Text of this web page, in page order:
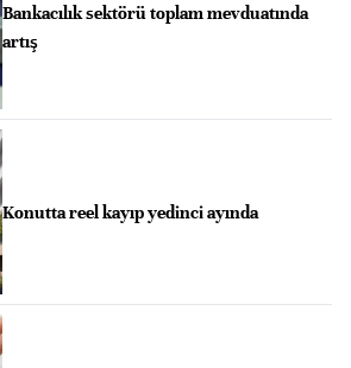
Bankacılık sektörü toplam mevduatında
artış
Konutta reel kayıp yedinci ayında